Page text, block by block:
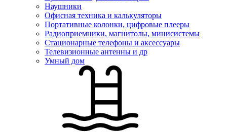
Наушники
Офисная техника и калькуляторы
Портативные колонки, цифровые плееры
Радиоприемники, магнитолы, минисистемы
Стационарные телефоны и аксессуары
Телевизионные антенны и др
Умный дом